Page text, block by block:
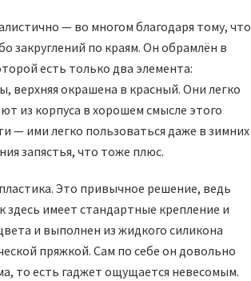
— во многом благодаря тому, что
закруглений по краям. Он обрамлён в
есть только два элемента:
верхняя окрашена в красный. Они легко
из корпуса в хорошем смысле этого
— ими легко пользоваться даже в зимних
запястья, что тоже плюс.
Это привычное решение, ведь
имеет стандартные крепление и
и выполнен из жидкого силикона
пряжкой. Сам по себе он довольно
то есть гаджет ощущается невесомым.